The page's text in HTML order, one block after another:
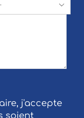
j'accepte
soient